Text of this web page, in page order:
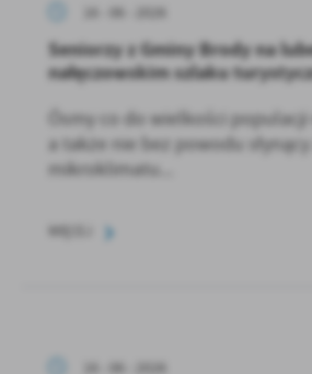
16 - 06 - 2026
Seniorzy z Gminy Brody na
nałęczowskim szlaku
Ósmy co do wielkości
a także nie bez powodu
mikroklimatu...
16 - 06 - 2026